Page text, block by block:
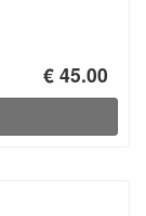
€ 45.00